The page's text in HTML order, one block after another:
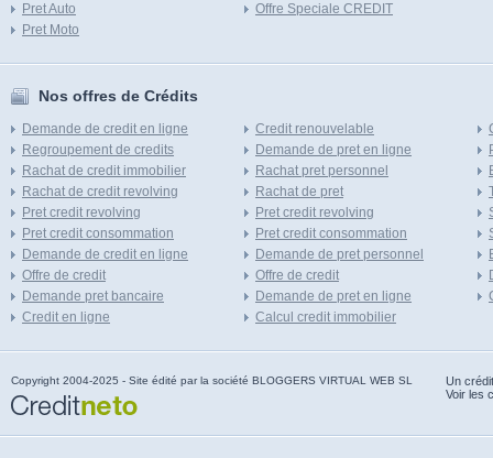
Pret Auto
Pret Moto
Offre Speciale CREDIT
Nos offres de Crédits
Demande de credit en ligne
Regroupement de credits
Rachat de credit immobilier
Rachat de credit revolving
Pret credit revolving
Pret credit consommation
Demande de credit en ligne
Offre de credit
Demande pret bancaire
Credit en ligne
Credit renouvelable
Demande de pret en ligne
Rachat pret personnel
Rachat de pret
Pret credit revolving
Pret credit consommation
Demande de pret personnel
Offre de credit
Demande de pret en ligne
Calcul credit immobilier
Copyright 2004-2025 - Site édité par la société BLOGGERS VIRTUAL WEB SL
Un
Voir les